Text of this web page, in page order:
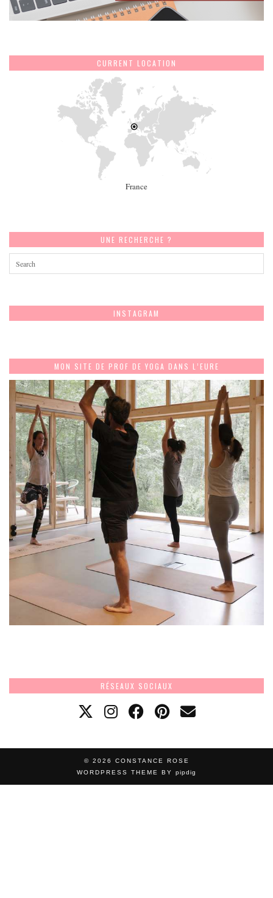
CURRENT LOCATION
France
UNE RECHERCHE ?
INSTAGRAM
MON SITE DE PROF DE YOGA DANS L’EURE
RÉSEAUX SOCIAUX
© 2026 CONSTANCE ROSE
WORDPRESS THEME BY pipdig